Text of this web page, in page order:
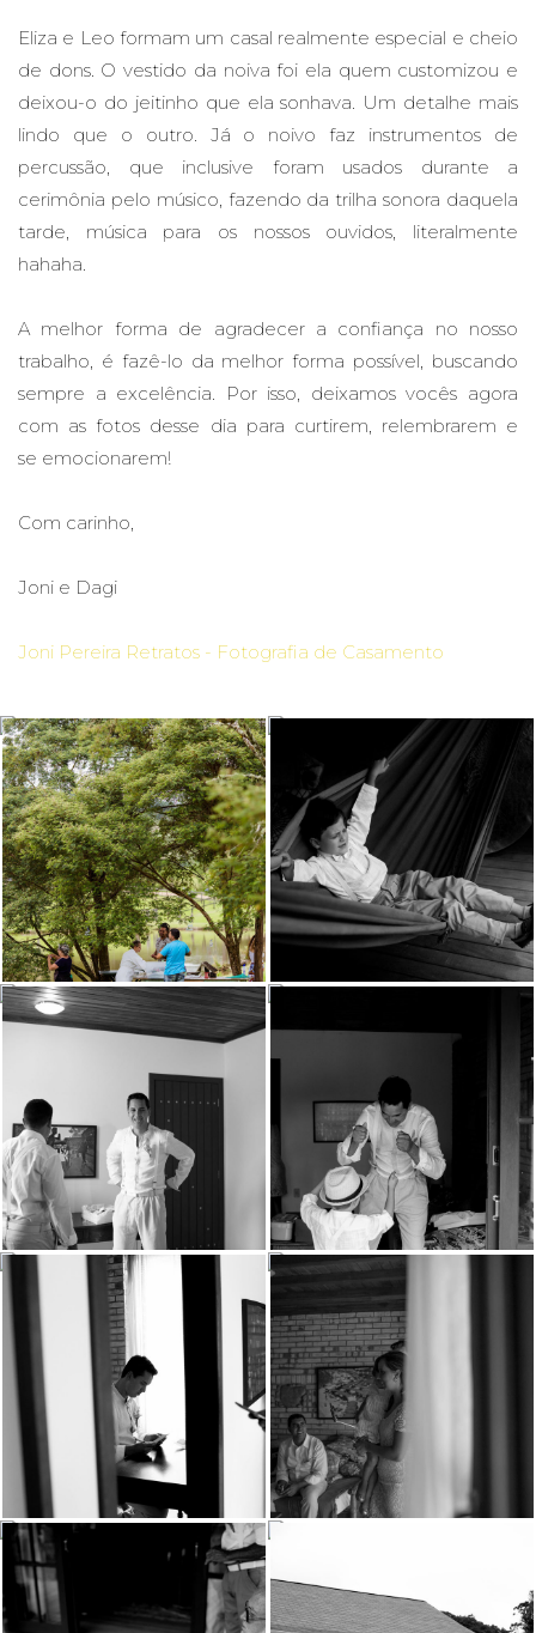
Eliza e Leo formam um casal realmente especial e cheio
de dons. O vestido da noiva foi ela quem customizou e
deixou-o do jeitinho que ela sonhava. Um detalhe mais
lindo que o outro. Já o noivo faz instrumentos de
percussão, que inclusive foram usados durante a
cerimônia pelo músico, fazendo da trilha sonora daquela
tarde, música para os nossos ouvidos, literalmente
hahaha.
A melhor forma de agradecer a confiança no nosso
trabalho, é fazê-lo da melhor forma possível, buscando
sempre a excelência. Por isso, deixamos vocês agora
com as fotos desse dia para curtirem, relembrarem e
se emocionarem!
Com carinho,
Joni e Dagi
Joni Pereira Retratos - Fotografia de Casamento